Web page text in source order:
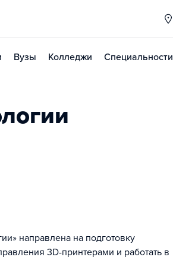
Вузы Колледжи Специальности
направлена на подготовку
3D-принтерами и работать в